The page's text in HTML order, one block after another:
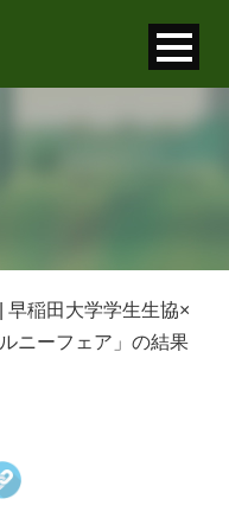
早稲田大学学生生協×
ニーフェア」の結果